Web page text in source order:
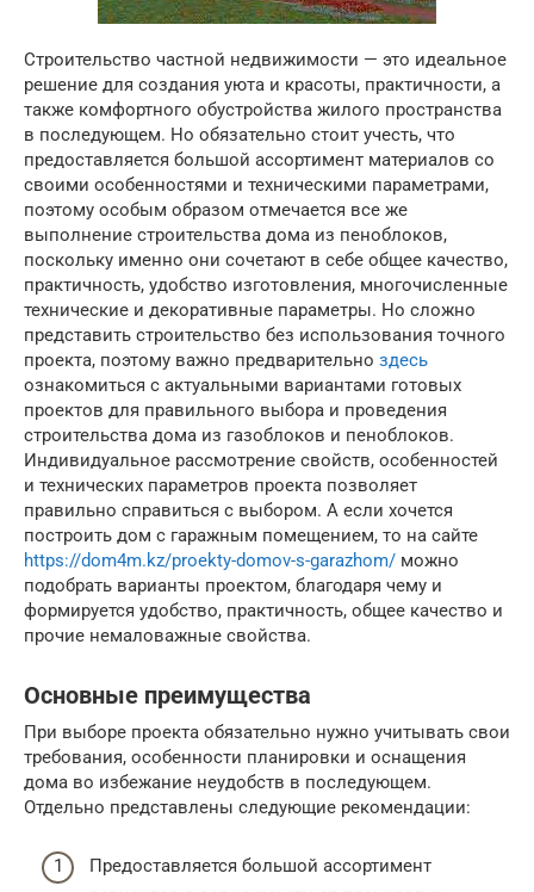
Строительство частной недвижимости — это идеальное
решение для создания уюта и красоты, практичности, а
также комфортного обустройства жилого пространства
в последующем. Но обязательно стоит учесть, что
предоставляется большой ассортимент материалов со
своими особенностями и техническими параметрами,
поэтому особым образом отмечается все же
выполнение строительства дома из пеноблоков,
поскольку именно они сочетают в себе общее качество,
практичность, удобство изготовления, многочисленные
технические и декоративные параметры. Но сложно
представить строительство без использования точного
проекта, поэтому важно предварительно здесь
ознакомиться с актуальными вариантами готовых
проектов для правильного выбора и проведения
строительства дома из газоблоков и пеноблоков.
Индивидуальное рассмотрение свойств, особенностей
и технических параметров проекта позволяет
правильно справиться с выбором. А если хочется
построить дом с гаражным помещением, то на сайте
https://dom4m.kz/proekty-domov-s-garazhom/ можно
подобрать варианты проектом, благодаря чему и
формируется удобство, практичность, общее качество и
прочие немаловажные свойства.
Основные преимущества
При выборе проекта обязательно нужно учитывать свои
требования, особенности планировки и оснащения
дома во избежание неудобств в последующем.
Отдельно представлены следующие рекомендации:
Предоставляется большой ассортимент